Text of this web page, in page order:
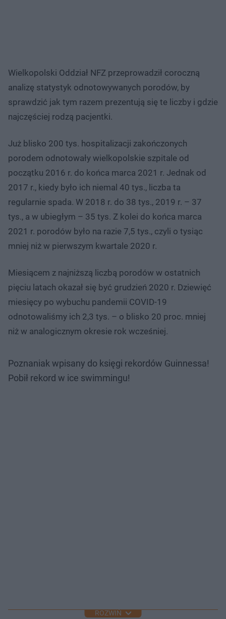
Wielkopolski Oddział NFZ przeprowadził coroczną
analizę statystyk odnotowywanych porodów, by
sprawdzić jak tym razem prezentują się te liczby i gdzie
najczęściej rodzą pacjentki.
Już blisko 200 tys. hospitalizacji zakończonych
porodem odnotowały wielkopolskie szpitale od
początku 2016 r. do końca marca 2021 r. Jednak od
2017 r., kiedy było ich niemal 40 tys., liczba ta
regularnie spada. W 2018 r. do 38 tys., 2019 r. – 37
tys., a w ubiegłym – 35 tys. Z kolei do końca marca
2021 r. porodów było na razie 7,5 tys., czyli o tysiąc
mniej niż w pierwszym kwartale 2020 r.
Miesiącem z najniższą liczbą porodów w ostatnich
pięciu latach okazał się być grudzień 2020 r. Dziewięć
miesięcy po wybuchu pandemii COVID-19
odnotowaliśmy ich 2,3 tys. – o blisko 20 proc. mniej
niż w analogicznym okresie rok wcześniej.
Poznaniak wpisany do księgi rekordów Guinnessa!
Pobił rekord w ice swimmingu!
ROZWIŃ